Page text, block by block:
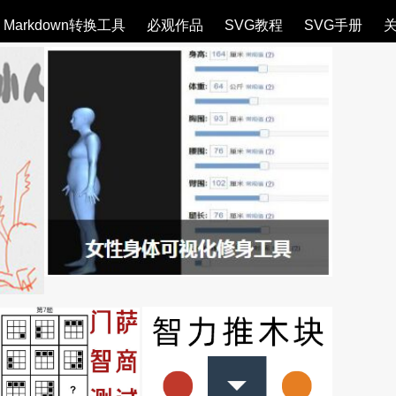
Markdown转换工具 必观作品 SVG教程 SVG手册